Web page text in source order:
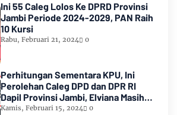
Ini 55 Caleg Lolos Ke DPRD Provinsi
Jambi Periode 2024-2029, PAN Raih
10 Kursi
Rabu, Februari 21, 2024 0
Perhitungan Sementara KPU, Ini
Perolehan Caleg DPD dan DPR RI
Dapil Provinsi Jambi, Elviana Masih
Urutan Kedua Teratas
Kamis, Februari 15, 2024 0